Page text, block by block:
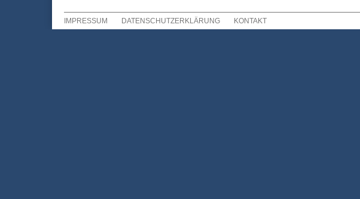
IMPRESSUM DATENSCHUTZERKLÄRUNG KONTAKT